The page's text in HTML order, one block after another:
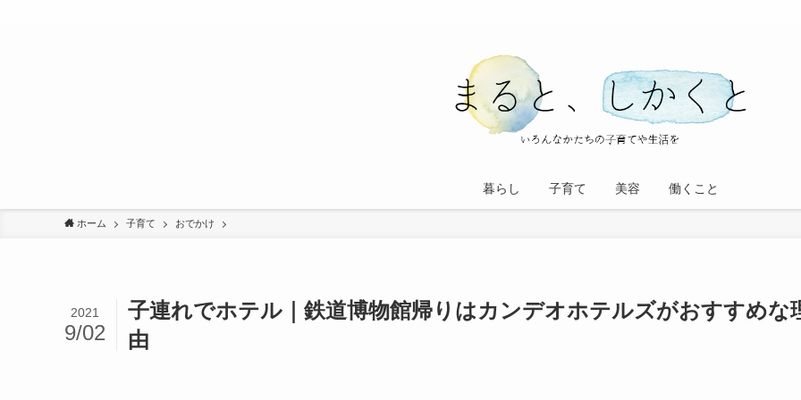
暮らし 子育て 美容 働くこと
ホーム 子育て おでかけ
子連れでホテル｜鉄道博物館帰りはカンデオホテルズがおすすめな
由
2021
9/02